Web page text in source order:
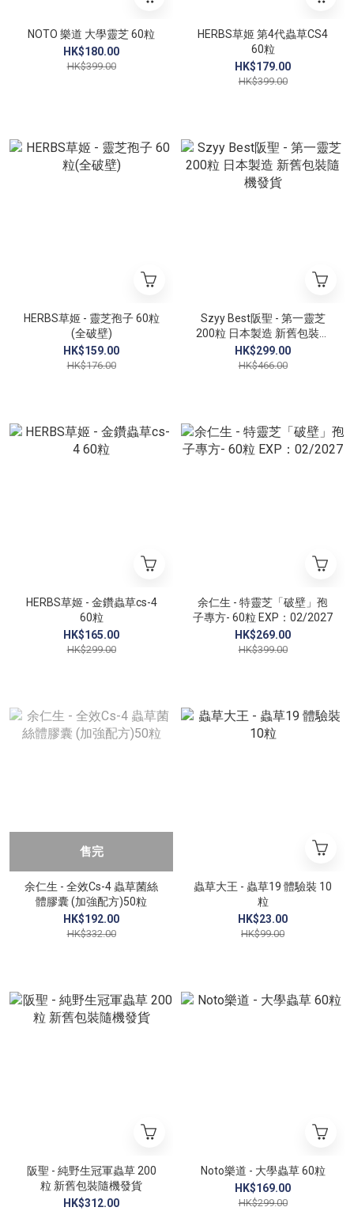
NOTO 樂道 大學靈芝 60粒
HK$180.00
HK$399.00
HERBS草姬 第4代蟲草CS4
60粒
HK$179.00
HK$399.00
HERBS草姬 - 靈芝孢子 60粒
(全破壁)
HK$159.00
HK$176.00
Szyy Best阪聖 - 第一靈芝
200粒 日本製造 新舊包裝隨
機發貨
HK$299.00
HK$466.00
HERBS草姬 - 金鑽蟲草cs-4
60粒
HK$165.00
HK$299.00
余仁生 - 特靈芝「破壁」孢
子專方- 60粒 EXP：02/2027
HK$269.00
HK$399.00
售完
余仁生 - 全效Cs-4 蟲草菌絲
體膠囊 (加強配方)50粒
HK$192.00
HK$332.00
蟲草大王 - 蟲草19 體驗裝 10
粒
HK$23.00
HK$99.00
阪聖 - 純野生冠軍蟲草 200
粒 新舊包裝隨機發貨
HK$312.00
Noto樂道 - 大學蟲草 60粒
HK$169.00
HK$299.00